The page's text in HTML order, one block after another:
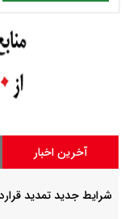
آخرین اخبار
شرایط جدید تمدید